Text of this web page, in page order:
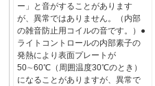
ー」と音がすることがあります
が、異常ではありません。（内部
の雑音防止用コイルの音です。）●
ライトコントロールの内部素子の
発熱により表面プレートが
50∼60℃（周囲温度30℃のとき）
になることがありますが、異常で